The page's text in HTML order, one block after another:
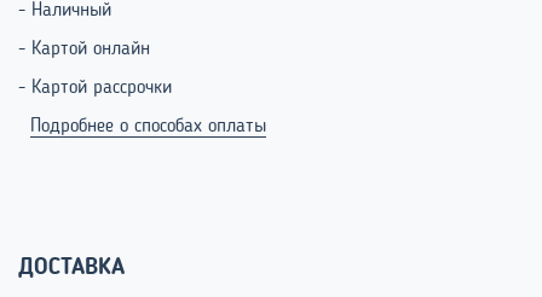
- Наличный
- Картой онлайн
- Картой рассрочки
Подробнее о способах оплаты
ДОСТАВКА